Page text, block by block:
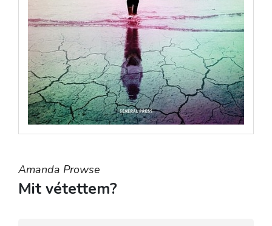
Amanda Prowse
Mit vétettem?